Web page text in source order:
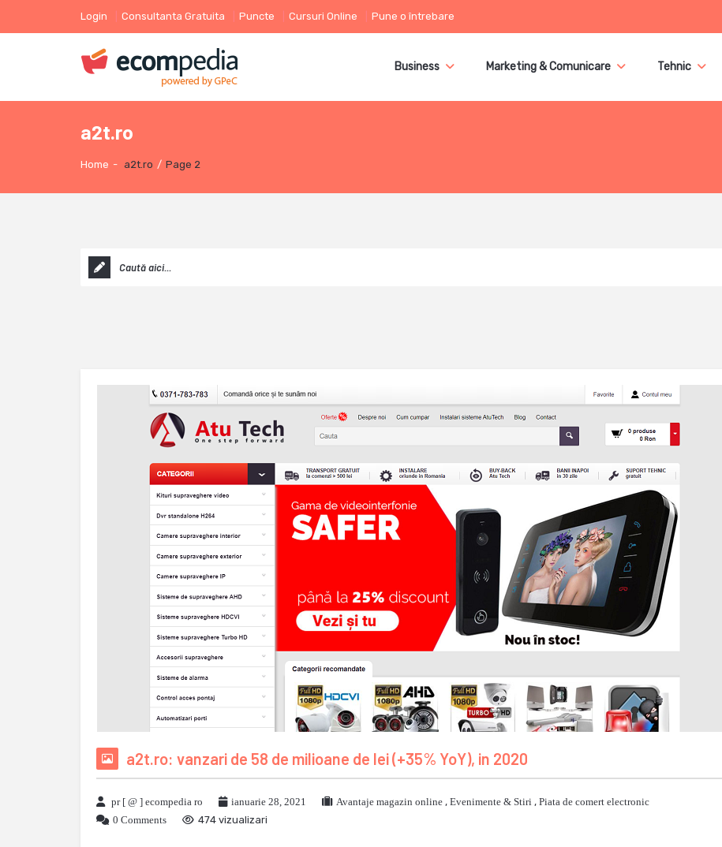
Login Consultanta Gratuita Puncte Cursuri Online Pune o întrebare
Business Marketing & Comunicare Tehnic
a2t.ro
Home - a2t.ro / Page 2
a2t.ro: vanzari de 58 de milioane de lei (+35% YoY), in 2020
pr [ @ ] ecompedia ro ianuarie 28, 2021 Avantaje magazin online , Evenimente & Stiri , Piata de comert electronic
0 Comments
474 vizualizari